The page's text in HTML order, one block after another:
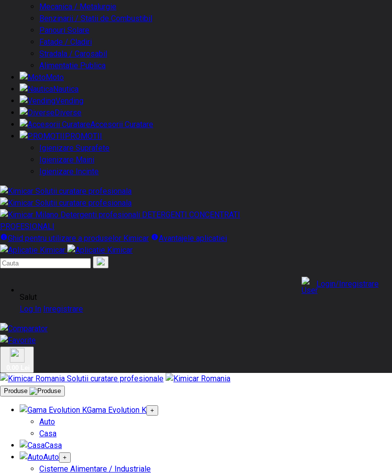
Mecanica / Metalurgie
Benzinarii / Statii de Combustibil
Panouri Solare
Fatade / Cladiri
Stradala / Carosabil
Alimentatie Publica
Moto
Nautica
Vending
Diverse
Accesorii Curatare
PROMOTII
Igienizare Suprafete
Igienizare Maini
Igienizare Incinte
DETERGENTI CONCENTRATI
PROFESIONALI
Ghid pentru utilizare a produselor Kimicar
Avantajele aplicatiei
Login/Inregistrare
Salut
Log In Inregistrare
Produse
Gama Evolution K +
Auto
Casa
Casa
Auto +
Cisterne Alimentare / Industriale